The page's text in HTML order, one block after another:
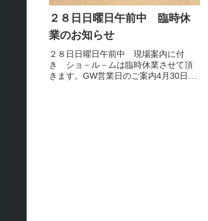
２８日日曜日午前中 臨時休
業のお知らせ
２８日日曜日午前中 現場案内に付
き ショ－ル－ムは臨時休業させて頂
きます。GW営業日のご案内4月30日火